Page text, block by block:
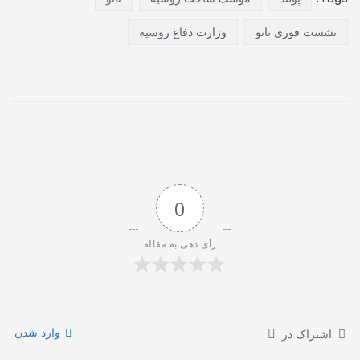
نشست فوری ناتو وزارت دفاع روسیه
0
رأی دهی به مقاله
اشتراک در وارد شدن